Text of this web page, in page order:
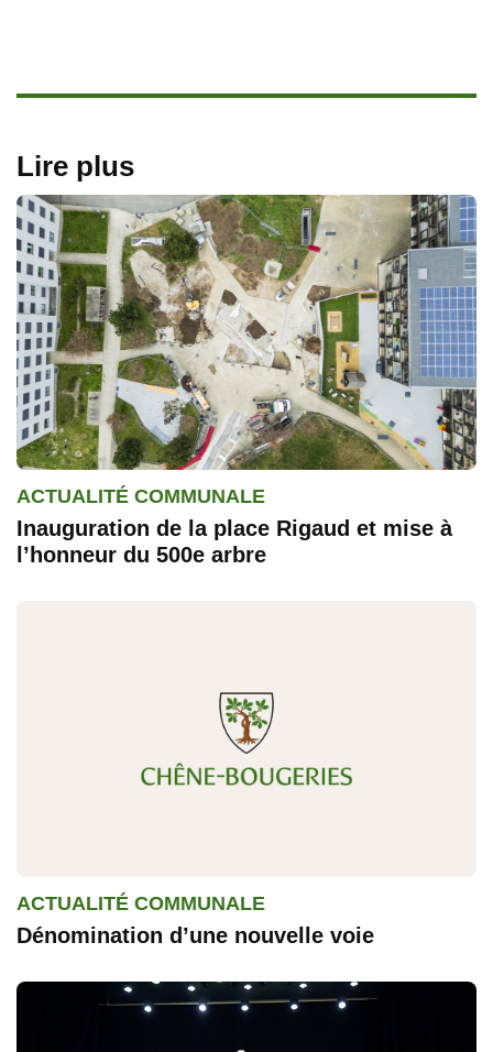
Lire plus
ACTUALITÉ COMMUNALE
Inauguration de la place Rigaud et mise à
l’honneur du 500e arbre
ACTUALITÉ COMMUNALE
Dénomination d’une nouvelle voie